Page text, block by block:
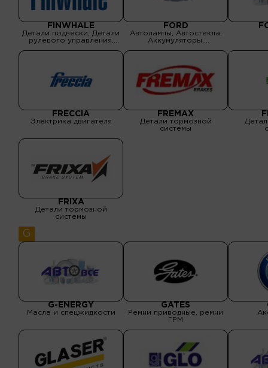
FINWHALE
Детали подвески, Детали
рулевого управления,
FORD
Автолампы, Автостекла,
Аккумуляторы,
помпы, Выхлопные
системы, Детали кузова,
Детали подвески, Детали
рулевого управления,
трансмиссии, Масла и
спецжидкости, Оптика,
Подшипник
FRECCIA
Электрика двигателя
FREMAX
Детали тормозной
системы
FRIXA
Детали тормозной
системы
G
G-ENERGY
Масла и спецжидкости
GATES
Ремни приводные, ремни
ГРМ